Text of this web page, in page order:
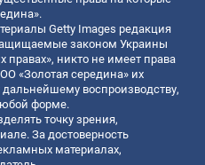
Getty Images редакция
законом Украины
правах», никто не имеет права
«Золотая середина» их
воспроизводству,
форме.
точку зрения,
За достоверность
материалах,